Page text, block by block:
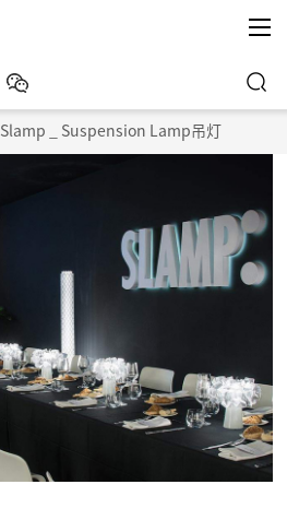
Slamp _ Suspension Lamp吊灯